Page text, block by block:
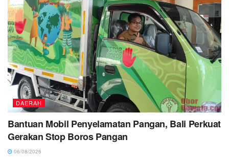
DAERAH
Bantuan Mobil Penyelamatan Pangan, Bali Perkuat
Gerakan Stop Boros Pangan
06/08/2026